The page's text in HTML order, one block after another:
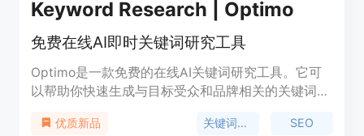
Keyword Research | Optimo
免费在线AI即时关键词研究工具
Optimo是一款免费的在线AI关键词研究工具。它可
以帮助你快速生成与目标受众和品牌相关的关键词，
键词。Optimo使用AI技术，只需输入一个种子关键
优质新品 关键词研究 SEO